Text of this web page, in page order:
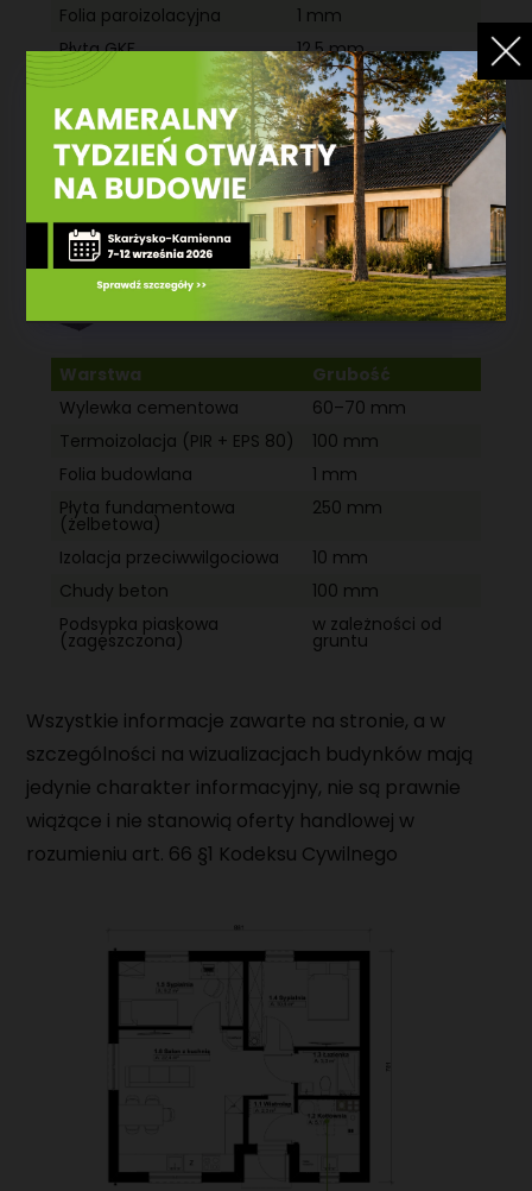
Folia paroizolacyjna
1 mm
Płyta GKF
12,5 mm
KONSTRUKCJA PŁYTY FUNDAMENTOWEJ I PODŁOGI
DO STANU „0”
Warstwa
Grubość
Wylewka cementowa
60–70 mm
Termoizolacja (PIR + EPS 80)
100 mm
Folia budowlana
1 mm
Płyta fundamentowa
(żelbetowa)
250 mm
Izolacja przeciwwilgociowa
10 mm
Chudy beton
100 mm
Podsypka piaskowa
(zagęszczona)
w zależności od
gruntu
Wszystkie informacje zawarte na stronie, a w
szczególności na wizualizacjach budynków mają
jedynie charakter informacyjny, nie są prawnie
wiążące i nie stanowią oferty handlowej w
rozumieniu art. 66 §1 Kodeksu Cywilnego